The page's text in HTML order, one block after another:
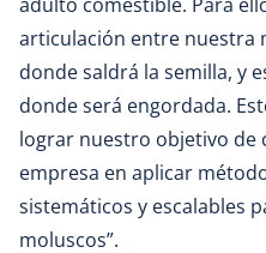
articulación entre nuestra
donde saldrá la semilla, y
donde será engordada.
lograr nuestro objetivo de
empresa en aplicar
sistemáticos y escalables
moluscos”.